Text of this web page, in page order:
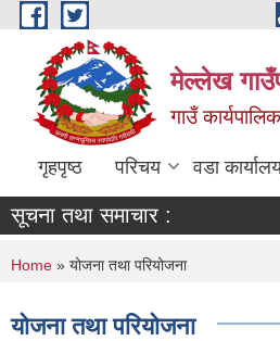
Skip to main content
मेल्लेख
गाउँ
गृहपृष्ठ परिचय वडा
सूचना तथा समाचार :
You are here
Home » योजना तथा परियोजना
योजना तथा परियोजना